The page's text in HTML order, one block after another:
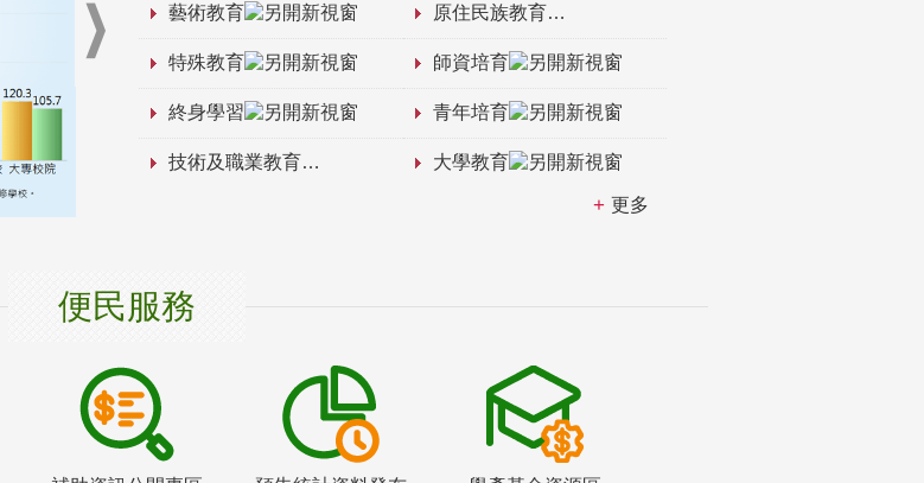
藝術教育 原住民族教育
特殊教育 師資培育
終身學習 青年培育
技術及職業教育 大學教育
更多
便民服務